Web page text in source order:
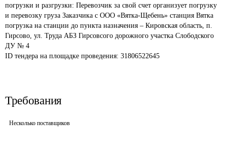
погрузки и разгрузки: Перевозчик за свой счет организует погрузку
и перевозку груза Заказчика с ООО «Вятка-Щебень» станция Вятка
погрузка на станции до пункта назначения – Кировская область, п.
Гирсово, ул. Труда АБЗ Гирсовсого дорожного участка Слободского
ДУ № 4
ID тендера на площадке проведения: 31806522645
Требования
Несколько поставщиков